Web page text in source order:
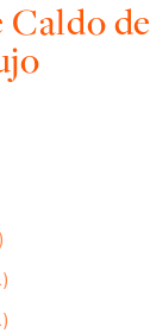
en
una
Caldo de